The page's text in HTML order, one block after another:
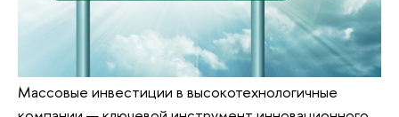
Массовые инвестиции в высокотехнологичные